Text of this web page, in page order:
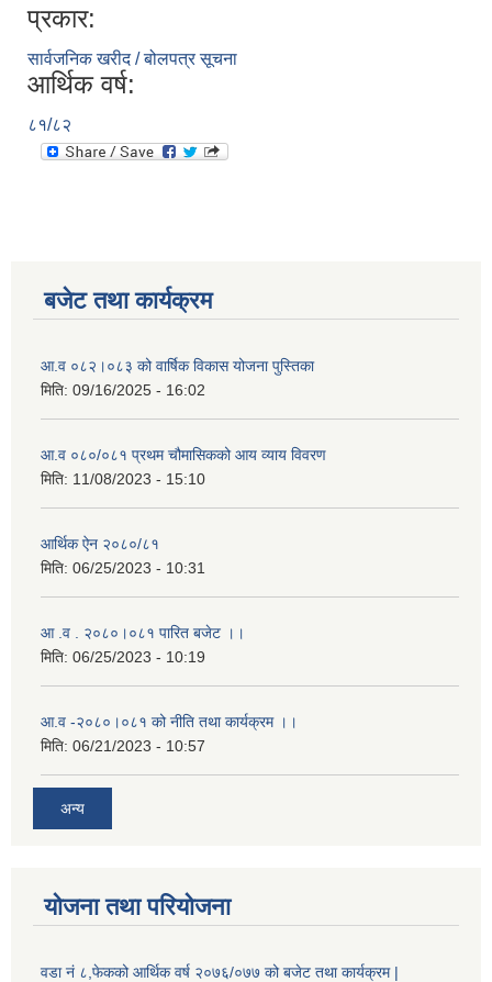
प्रकार:
सार्वजनिक खरीद / बोलपत्र सूचना
आर्थिक वर्ष:
८१/८२
बजेट तथा कार्यक्रम
आ.व ०८२।०८३ को वार्षिक विकास योजना पुस्तिका
मिति: 09/16/2025 - 16:02
आ.व ०८०/०८१ प्रथम चौमासिकको आय व्याय विवरण
मिति: 11/08/2023 - 15:10
आर्थिक ऐन २०८०/८१
मिति: 06/25/2023 - 10:31
आ .व . २०८०।०८१ पारित बजेट ।।
मिति: 06/25/2023 - 10:19
आ.व -२०८०।०८१ को नीति तथा कार्यक्रम ।।
मिति: 06/21/2023 - 10:57
अन्य
योजना तथा परियोजना
वडा नं ८,फेकको आर्थिक वर्ष २०७६/०७७ को बजेट तथा कार्यक्रम |